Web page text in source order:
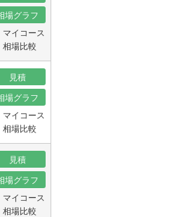
マイコース
相場比較
マイコース
相場比較
マイコース
相場比較